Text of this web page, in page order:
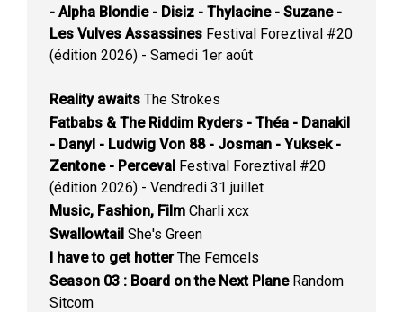
- Alpha Blondie - Disiz - Thylacine - Suzane -
Les Vulves Assassines Festival Foreztival #20
(édition 2026) - Samedi 1er août
Reality awaits The Strokes
Fatbabs & The Riddim Ryders - Théa - Danakil
- Danyl - Ludwig Von 88 - Josman - Yuksek -
Zentone - Perceval Festival Foreztival #20
(édition 2026) - Vendredi 31 juillet
Music, Fashion, Film Charli xcx
Swallowtail She's Green
I have to get hotterThe Femcels
Season 03 : Board on the Next PlaneRandom
Sitcom